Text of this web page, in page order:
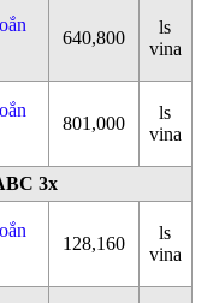
640,800
ls
vina
801,000
ls
vina
3x
128,160
ls
vina